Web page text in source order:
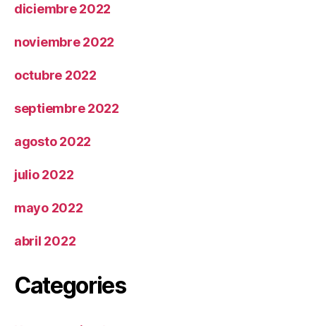
diciembre 2022
noviembre 2022
octubre 2022
septiembre 2022
agosto 2022
julio 2022
mayo 2022
abril 2022
Categories